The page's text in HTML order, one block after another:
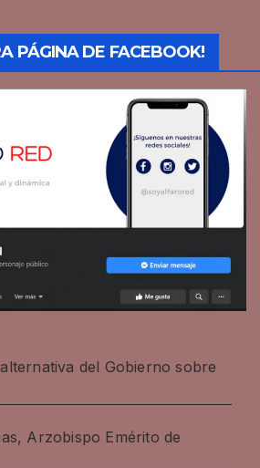
PÁGINA DE FACEBOOK!
del Gobierno sobre
Arzobispo Emérito de